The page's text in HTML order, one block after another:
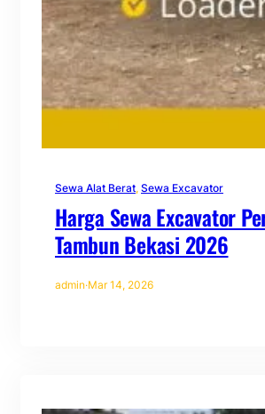
Sewa Alat Berat, Sewa Excavator
Harga Sewa Excavator
Tambun Bekasi 2026
admin·Mar 14, 2026